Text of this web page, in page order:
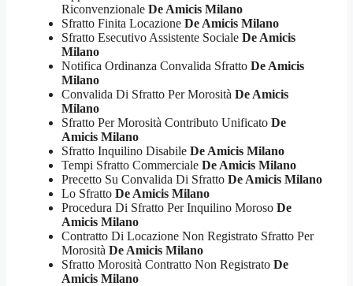
Riconvenzionale De Amicis Milano
Sfratto Finita Locazione De Amicis Milano
Sfratto Esecutivo Assistente Sociale De Amicis
Milano
Notifica Ordinanza Convalida Sfratto De Amicis
Milano
Convalida Di Sfratto Per Morosità De Amicis
Milano
Sfratto Per Morosità Contributo Unificato De
Amicis Milano
Sfratto Inquilino Disabile De Amicis Milano
Tempi Sfratto Commerciale De Amicis Milano
Precetto Su Convalida Di Sfratto De Amicis Milano
Lo Sfratto De Amicis Milano
Procedura Di Sfratto Per Inquilino Moroso De
Amicis Milano
Contratto Di Locazione Non Registrato Sfratto Per
Morosità De Amicis Milano
Sfratto Morosità Contratto Non Registrato De
Amicis Milano